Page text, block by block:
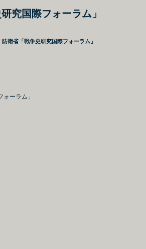
究国際フォーラム」
防衛省「戦争史研究国際フォーラム」
ーラム」